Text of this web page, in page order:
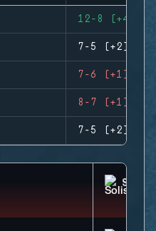
12-8 (+4)
7-5 (+2)
7-6 (+1)
8-7 (+1)
7-5 (+2)
SOLIS